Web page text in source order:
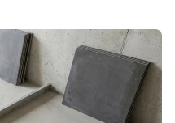
pas
option pour garantir un
repose sur des critères